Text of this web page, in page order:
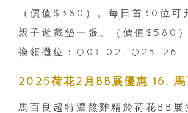
（價值$380）。每日首30位可
親子遊戲墊一張。（價值$580）
換領攤位：Q01-02, Q25-26
2025荷花2月BB展優惠 16. 馬
馬百良超特濃熬雞精於荷花BB展